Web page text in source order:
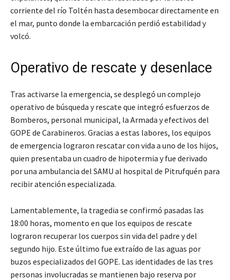
corriente del río Toltén hasta desembocar directamente en
el mar, punto donde la embarcación perdió estabilidad y
volcó.
Operativo de rescate y desenlace
Tras activarse la emergencia, se desplegó un complejo
operativo de búsqueda y rescate que integró esfuerzos de
Bomberos, personal municipal, la Armada y efectivos del
GOPE de Carabineros. Gracias a estas labores, los equipos
de emergencia lograron rescatar con vida a uno de los hijos,
quien presentaba un cuadro de hipotermia y fue derivado
por una ambulancia del SAMU al hospital de Pitrufquén para
recibir atención especializada.
Lamentablemente, la tragedia se confirmó pasadas las
18:00 horas, momento en que los equipos de rescate
lograron recuperar los cuerpos sin vida del padre y del
segundo hijo. Este último fue extraído de las aguas por
buzos especializados del GOPE. Las identidades de las tres
personas involucradas se mantienen bajo reserva por